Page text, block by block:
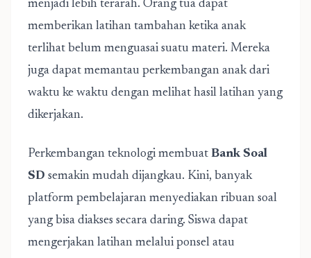
menjadi lebih terarah. Orang tua dapat
memberikan latihan tambahan ketika anak
terlihat belum menguasai suatu materi. Mereka
juga dapat memantau perkembangan anak dari
waktu ke waktu dengan melihat hasil latihan yang
dikerjakan.
Perkembangan teknologi membuat Bank Soal
SD semakin mudah dijangkau. Kini, banyak
platform pembelajaran menyediakan ribuan soal
yang bisa diakses secara daring. Siswa dapat
mengerjakan latihan melalui ponsel atau